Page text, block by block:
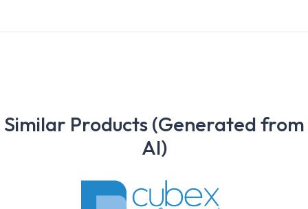
Similar Products (Generated from
AI)